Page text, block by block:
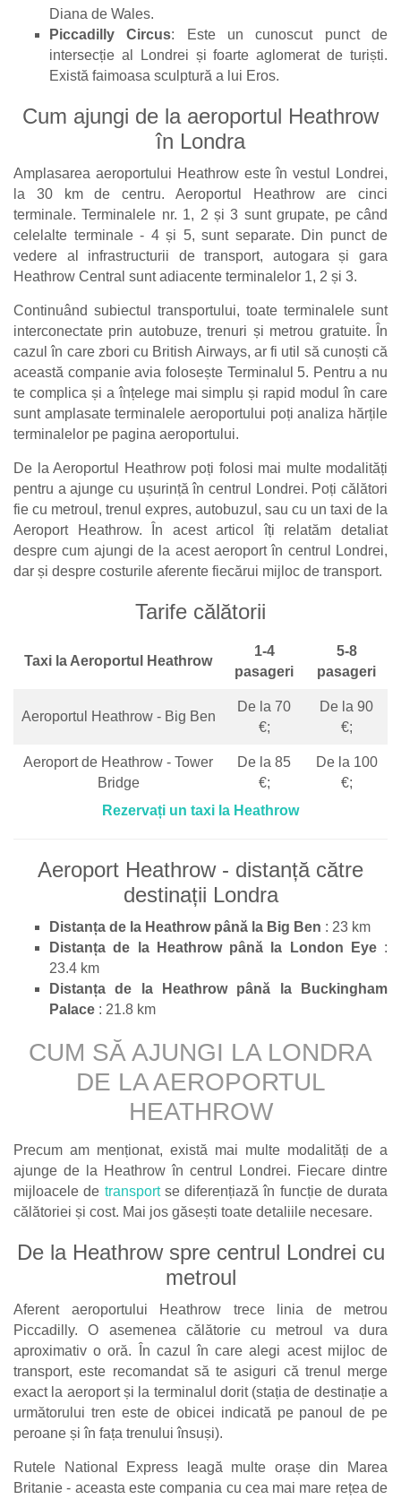
Diana de Wales.
Piccadilly Circus: Este un cunoscut punct de
intersecție al Londrei și foarte aglomerat de turiști.
Există faimoasa sculptură a lui Eros.
Cum ajungi de la aeroportul Heathrow
în Londra
Amplasarea aeroportului Heathrow este în vestul Londrei,
la 30 km de centru. Aeroportul Heathrow are cinci
terminale. Terminalele nr. 1, 2 și 3 sunt grupate, pe când
celelalte terminale - 4 și 5, sunt separate. Din punct de
vedere al infrastructurii de transport, autogara și gara
Heathrow Central sunt adiacente terminalelor 1, 2 și 3.
Continuând subiectul transportului, toate terminalele sunt
interconectate prin autobuze, trenuri și metrou gratuite. În
cazul în care zbori cu British Airways, ar fi util să cunoști că
această companie avia folosește Terminalul 5. Pentru a nu
te complica și a înțelege mai simplu și rapid modul în care
sunt amplasate terminalele aeroportului poți analiza hărțile
terminalelor pe pagina aeroportului.
De la Aeroportul Heathrow poți folosi mai multe modalități
pentru a ajunge cu ușurință în centrul Londrei. Poți călători
fie cu metroul, trenul expres, autobuzul, sau cu un taxi de la
Aeroport Heathrow. În acest articol îți relatăm detaliat
despre cum ajungi de la acest aeroport în centrul Londrei,
dar și despre costurile aferente fiecărui mijloc de transport.
Tarife călătorii
Taxi la Aeroportul Heathrow
1-4
pasageri
5-8
pasageri
Aeroportul Heathrow - Big Ben
De la 70
€;
De la 90
€;
Aeroport de Heathrow - Tower
Bridge
De la 85
€;
De la 100
€;
Rezervați un taxi la Heathrow
Aeroport Heathrow - distanță către
destinații Londra
Distanța de la Heathrow până la Big Ben : 23 km
Distanța de la Heathrow până la London Eye :
23.4 km
Distanța de la Heathrow până la Buckingham
Palace : 21.8 km
CUM SĂ AJUNGI LA LONDRA
DE LA AEROPORTUL
HEATHROW
Precum am menționat, există mai multe modalități de a
ajunge de la Heathrow în centrul Londrei. Fiecare dintre
mijloacele de transportse diferențiază în funcție de durata
călătoriei și cost. Mai jos găsești toate detaliile necesare.
De la Heathrow spre centrul Londrei cu
metroul
Aferent aeroportului Heathrow trece linia de metrou
Piccadilly. O asemenea călătorie cu metroul va dura
aproximativ o oră. În cazul în care alegi acest mijloc de
transport, este recomandat să te asiguri că trenul merge
exact la aeroport și la terminalul dorit (stația de destinație a
următorului tren este de obicei indicată pe panoul de pe
peroane și în fața trenului însuși).
Rutele National Express leagă multe orașe din Marea
Britanie - aceasta este compania cu cea mai mare rețea de